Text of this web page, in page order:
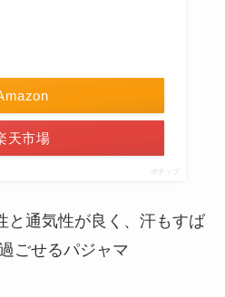
天市場
ポチップ
と通気性が良く、汗もすば
ごせるパジャマ